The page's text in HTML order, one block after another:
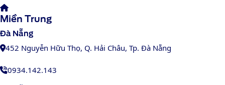
Miền Trung
Đà Nẵng
452 Nguyễn Hữu Thọ, Q. Hải Châu, Tp. Đà Nẵng
0934.142.143